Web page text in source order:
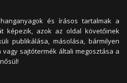
és írásos tartalmak a
képezik, azok az oldal követőinek
publikálása, másolása, bármilyen
sajtótermék általi megosztása a